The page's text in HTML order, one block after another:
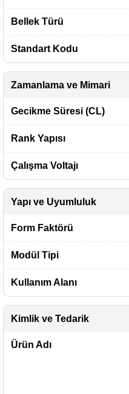
Bellek Türü
Standart Kodu
Zamanlama ve Mimari
Gecikme Süresi (CL)
Rank Yapısı
Çalışma Voltajı
Yapı ve Uyumluluk
Form Faktörü
Modül Tipi
Kullanım Alanı
Kimlik ve Tedarik
Ürün Adı